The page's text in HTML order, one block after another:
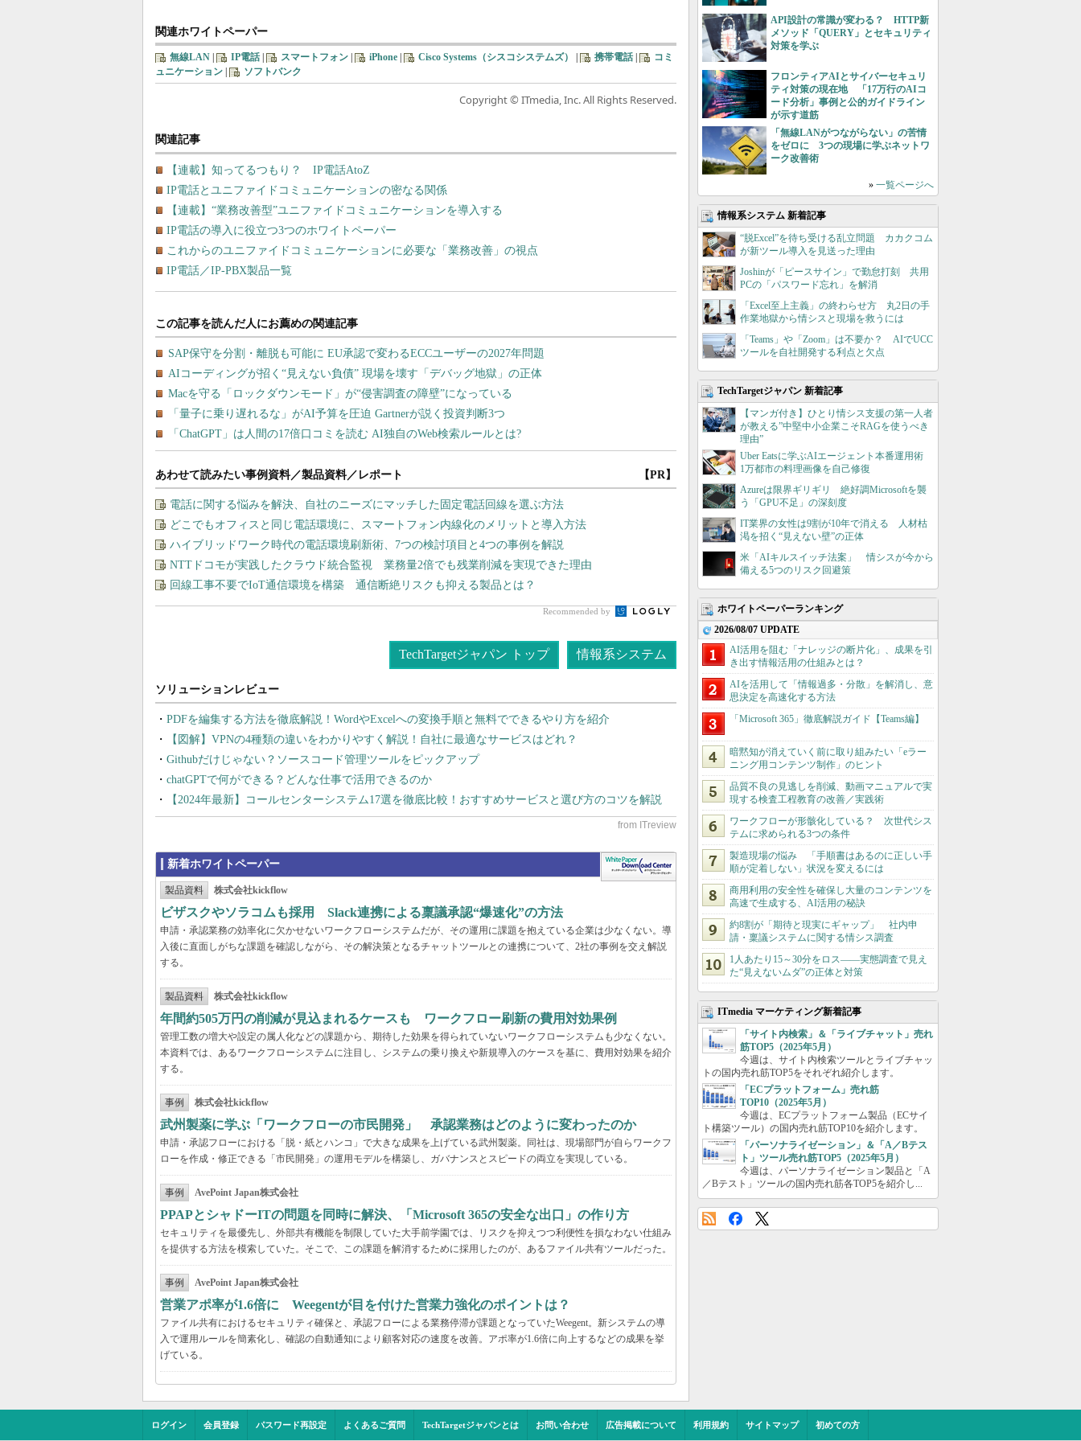
関連ホワイトペーパー
無線LAN IP電話| スマートフォン iPhone Cisco Systems（シスコシステムズ） 携帯電話|
コミ
ュニケーション
ソフトバンク
Copyright © ITmedia, Inc. All Rights Reserved.
関連記事
【連載】知ってるつもり？ IP電話AtoZ
IP電話とユニファイドコミュニケーションの密なる関係
【連載】“業務改善型”ユニファイドコミュニケーションを導入する
IP電話の導入に役立つ3つのホワイトペーパー
これからのユニファイドコミュニケーションに必要な「業務改善」の視点
IP電話／IP-PBX製品一覧
あわせて読みたい事例資料／製品資料／レポート 【PR】
電話に関する悩みを解決、自社のニーズにマッチした固定電話回線を選ぶ方法
どこでもオフィスと同じ電話環境に、スマートフォン内線化のメリットと導入方法
ハイブリッドワーク時代の電話環境刷新術、7つの検討項目と4つの事例を解説
NTTドコモが実践したクラウド統合監視 業務量2倍でも残業削減を実現できた理由
回線工事不要でIoT通信環境を構築 通信断絶リスクも抑える製品とは？
Recommended by
TechTargetジャパン トップ 情報系システム
PDFを編集する方法を徹底解説！WordやExcelへの変換手順と無料でできるやり方を紹介
【図解】VPNの4種類の違いをわかりやすく解説！自社に最適なサービスはどれ？
Githubだけじゃない？ソースコード管理ツールをピックアップ
chatGPTで何ができる？どんな仕事で活用できるのか
【2024年最新】コールセンターシステム17選を徹底比較！おすすめサービスと選び方のコツを解説
新着ホワイトペーパー
製品資料 株式会社kickflow
ビザスクやソラコムも採用 Slack連携による稟議承認“爆速化”の方法
申請・承認業務の効率化に欠かせないワークフローシステムだが、その運用に課題を抱えている企業は少なくない。導
入後に直面しがちな課題を確認しながら、その解決策となるチャットツールとの連携について、2社の事例を交え解説
する。
製品資料 株式会社kickflow
年間約505万円の削減が見込まれるケースも ワークフロー刷新の費用対効果例
管理工数の増大や設定の属人化などの課題から、期待した効果を得られていないワークフローシステムも少なくない。
本資料では、あるワークフローシステムに注目し、システムの乗り換えや新規導入のケースを基に、費用対効果を紹介
する。
事例 株式会社kickflow
武州製薬に学ぶ「ワークフローの市民開発」 承認業務はどのように変わったのか
申請・承認フローにおける「脱・紙とハンコ」で大きな成果を上げている武州製薬。同社は、現場部門が自らワークフ
ローを作成・修正できる「市民開発」の運用モデルを構築し、ガバナンスとスピードの両立を実現している。
事例 AvePoint Japan株式会社
PPAPとシャドーITの問題を同時に解決、「Microsoft 365の安全な出口」の作り方
セキュリティを最優先し、外部共有機能を制限していた大手前学園では、リスクを抑えつつ利便性を損なわない仕組み
を提供する方法を模索していた。そこで、この課題を解消するために採用したのが、あるファイル共有ツールだった。
事例 AvePoint Japan株式会社
営業アポ率が1.6倍に Weegentが目を付けた営業力強化のポイントは？
ファイル共有におけるセキュリティ確保と、承認フローによる業務停滞が課題となっていたWeegent。新システムの導
入で運用ルールを簡素化し、確認の自動通知により顧客対応の速度を改善。アポ率が1.6倍に向上するなどの成果を挙
げている。
API設計の常識が変わる？ HTTP新
メソッド「QUERY」とセキュリティ
対策を学ぶ
フロンティアAIとサイバーセキュリ
ティ対策の現在地 「17万行のAIコ
ード分析」事例と公的ガイドライン
が示す道筋
「無線LANがつながらない」の苦情
をゼロに 3つの現場に学ぶネットワ
ーク改善術
» 一覧ページへ
情報系システム 新着記事
“脱Excel”を待ち受ける乱立問題 カカクコム
が新ツール導入を見送った理由
Joshinが「ピースサイン」で勤怠打刻 共用
PCの「パスワード忘れ」を解消
「Excel至上主義」の終わらせ方 丸2日の手
作業地獄から情シスと現場を救うには
「Teams」や「Zoom」は不要か？ AIでUCC
ツールを自社開発する利点と欠点
TechTargetジャパン 新着記事
【マンガ付き】ひとり情シス支援の第一人者
が教える”中堅中小企業こそRAGを使うべき
理由”
Uber Eatsに学ぶAIエージェント本番運用術
1万都市の料理画像を自己修復
Azureは限界ギリギリ 絶好調Microsoftを襲
う「GPU不足」の深刻度
IT業界の女性は9割が10年で消える 人材枯
渇を招く“見えない壁”の正体
米「AIキルスイッチ法案」 情シスが今から
備える5つのリスク回避策
ホワイトペーパーランキング
2026/08/07 UPDATE
AI活用を阻む「ナレッジの断片化」、成果を引
き出す情報活用の仕組みとは？
AIを活用して「情報過多・分散」を解消し、意
思決定を高速化する方法
「Microsoft 365」徹底解説ガイド【Teams編】
暗黙知が消えていく前に取り組みたい「eラー
ニング用コンテンツ制作」のヒント
品質不良の見逃しを削減、動画マニュアルで実
現する検査工程教育の改善／実践術
ワークフローが形骸化している？ 次世代シス
テムに求められる3つの条件
製造現場の悩み 「手順書はあるのに正しい手
順が定着しない」状況を変えるには
商用利用の安全性を確保し大量のコンテンツを
高速で生成する、AI活用の秘訣
約8割が「期待と現実にギャップ」 社内申
請・稟議システムに関する情シス調査
1人あたり15～30分をロス――実態調査で見え
た“見えないムダ”の正体と対策
ITmedia マーケティング新着記事
「サイト内検索」＆「ライブチャット」売れ
筋TOP5（2025年5月）
今週は、サイト内検索ツールとライブチャッ
トの国内売れ筋TOP5をそれぞれ紹介します。
「ECプラットフォーム」売れ筋
TOP10（2025年5月）
今週は、ECプラットフォーム製品（ECサイ
ト構築ツール）の国内売れ筋TOP10を紹介します。
「パーソナライゼーション」＆「A／Bテス
ト」ツール売れ筋TOP5（2025年5月）
今週は、パーソナライゼーション製品と「A
／Bテスト」ツールの国内売れ筋各TOP5を紹介し...
ログイン 会員登録 パスワード再設定 よくあるご質問 TechTargetジャパンとは お問い合わせ 広告掲載について 利用規約 サイトマップ 初めての方